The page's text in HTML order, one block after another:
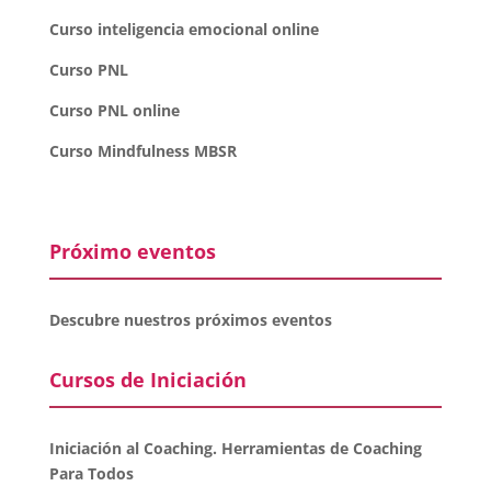
Curso inteligencia emocional online
Curso PNL
Curso PNL online
Curso Mindfulness MBSR
Próximo eventos
Descubre nuestros próximos eventos
Cursos de Iniciación
Iniciación al Coaching. Herramientas de Coaching
Para Todos